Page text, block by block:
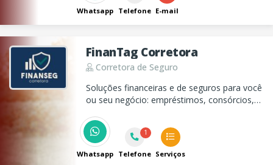
Whatsapp Telefone E-mail
FinanTag Corretora
Corretora de Seguro
Soluções financeiras e de seguros para você
ou seu negócio: empréstimos, consórcios,
Tudo com atendimento personalizado da
FinanTag.
Whatsapp
1
Telefone Serviços